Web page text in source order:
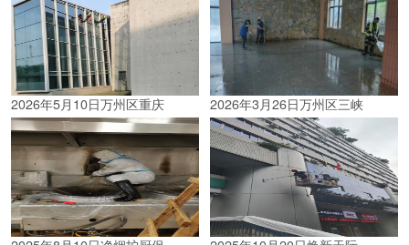
2026年5月10日万州区重庆 2026年3月26日万州区三峡